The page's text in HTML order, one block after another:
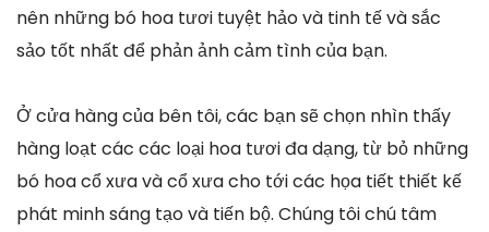
nên những bó hoa tươi tuyệt hảo và tinh tế và sắc
sảo tốt nhất để phản ảnh cảm tình của bạn.
Ở cửa hàng của bên tôi, các bạn sẽ chọn nhìn thấy
hàng loạt các các loại hoa tươi đa dạng, từ bỏ những
bó hoa cổ xưa và cổ xưa cho tới các họa tiết thiết kế
phát minh sáng tạo và tiến bộ. Chúng tôi chú tâm